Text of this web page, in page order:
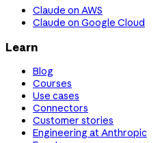
Claude on AWS
Claude on Google Cloud
Learn
Blog
Courses
Use cases
Connectors
Customer stories
Engineering at Anthropic